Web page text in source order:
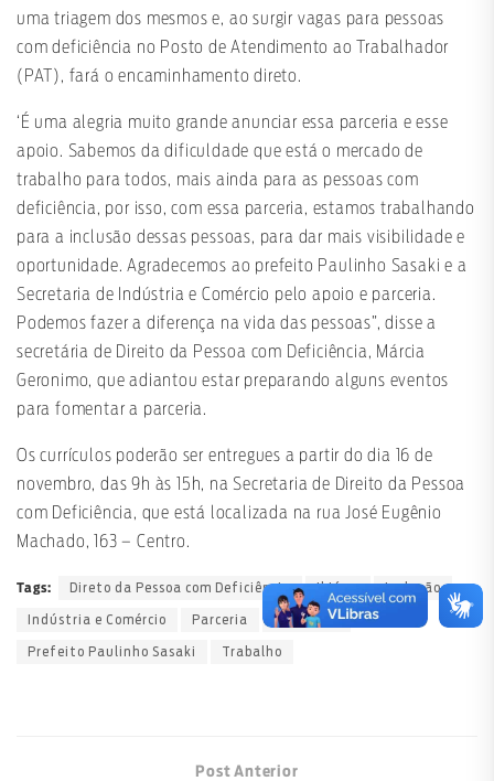
uma triagem dos mesmos e, ao surgir vagas para pessoas
com deficiência no Posto de Atendimento ao Trabalhador
(PAT), fará o encaminhamento direto.
‘É uma alegria muito grande anunciar essa parceria e esse
apoio. Sabemos da dificuldade que está o mercado de
trabalho para todos, mais ainda para as pessoas com
deficiência, por isso, com essa parceria, estamos trabalhando
para a inclusão dessas pessoas, para dar mais visibilidade e
oportunidade. Agradecemos ao prefeito Paulinho Sasaki e a
Secretaria de Indústria e Comércio pelo apoio e parceria.
Podemos fazer a diferença na vida das pessoas”, disse a
secretária de Direito da Pessoa com Deficiência, Márcia
Geronimo, que adiantou estar preparando alguns eventos
para fomentar a parceria.
Os currículos poderão ser entregues a partir do dia 16 de
novembro, das 9h às 15h, na Secretaria de Direito da Pessoa
com Deficiência, que está localizada na rua José Eugênio
Machado, 163 – Centro.
Tags: Direto da Pessoa com Deficiência Ibiúna Inclusão
Indústria e Comércio Parceria PREFEITO
Prefeito Paulinho Sasaki Trabalho
Post Anterior